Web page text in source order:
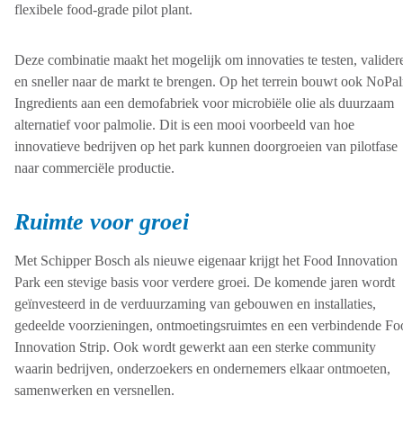
flexibele food-grade pilot plant.
Deze combinatie maakt het mogelijk om innovaties te testen,
en sneller naar de markt te brengen. Op het terrein bouwt ook
Ingredients aan een demofabriek voor microbiële olie als duurzaam
alternatief voor palmolie. Dit is een mooi voorbeeld van hoe
innovatieve bedrijven op het park kunnen doorgroeien van pilotfase
naar commerciële productie.
Ruimte voor groei
Met Schipper Bosch als nieuwe eigenaar krijgt het Food Innovation
Park een stevige basis voor verdere groei. De komende jaren wordt
geïnvesteerd in de verduurzaming van gebouwen en installaties,
gedeelde voorzieningen, ontmoetingsruimtes en een verbindende
Innovation Strip. Ook wordt gewerkt aan een sterke community
waarin bedrijven, onderzoekers en ondernemers elkaar ontmoeten,
samenwerken en versnellen.